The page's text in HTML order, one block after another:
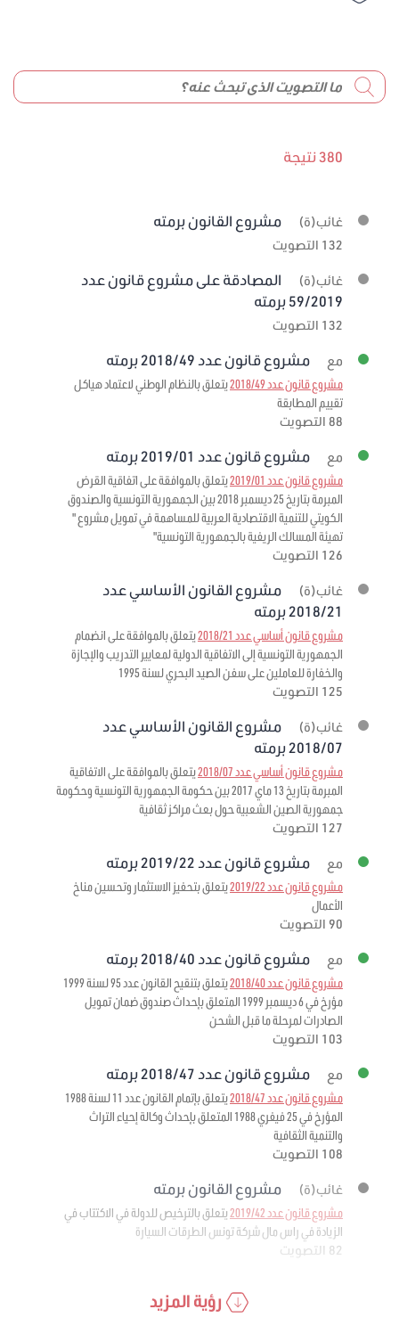
380 نتيجة
غائب(ة) مشروع القانون برمته
132 التصويت
غائب(ة)
المصادقة على مشروع قانون عدد
59/2019 برمته
132 التصويت
مع مشروع قانون عدد 2018/49 برمته
مشروع قانون عدد 2018/49
يتعلق بالنظام الوطني لاعتماد هياكل
تقييم المطابقة
88 التصويت
مع مشروع قانون عدد 2019/01 برمته
مشروع قانون عدد 2019/01
يتعلق بالموافقة على اتفاقية القرض
المبرمة بتاريخ 25 ديسمبر 2018 بين الجمهورية التونسية والصندوق
الكويتي للتنمية الاقتصادية العربية للمساهمة في تمويل مشروع "
تهيئة المسالك الريفية بالجمهورية التونسية"
126 التصويت
غائب(ة)
مشروع القانون الأساسي عدد
2018/21 برمته
مشروع قانون أساسي عدد 2018/21
يتعلق بالموافقة على انضمام
الجمهورية التونسية إلى الاتفاقية الدولية لمعايير التدريب والإجازة
والخفارة للعاملين على سفن الصيد البحري لسنة 1995
125 التصويت
غائب(ة)
مشروع القانون الأساسي عدد
2018/07 برمته
مشروع قانون أساسي عدد 2018/07
يتعلق بالموافقة على الاتفاقية
المبرمة بتاريخ 13 ماي 2017 بين حكومة الجمهورية التونسية وحكومة
جمهورية الصين الشعبية حول بعث مراكز ثقافية
127 التصويت
مع مشروع قانون عدد 2019/22 برمته
مشروع قانون عدد 2019/22
يتعلق بتحفيز الاستثمار وتحسين مناخ
الأعمال
90 التصويت
مع مشروع قانون عدد 2018/40 برمته
مشروع قانون عدد 2018/40
يتعلق بتنقيح القانون عدد 95 لسنة 1999
مؤرخ في 6 ديسمبر 1999 المتعلق بإحداث صندوق ضمان تمويل
الصادرات لمرحلة ما قبل الشحن
103 التصويت
مع مشروع قانون عدد 2018/47 برمته
مشروع قانون عدد 2018/47
يتعلق بإتمام القانون عدد 11 لسنة 1988
المؤرخ في 25 فيفري 1988 المتعلق بإحداث وكالة إحياء التراث
والتنمية الثقافية
108 التصويت
غائب(ة) مشروع القانون برمته
مشروع قانون عدد 2019/42
يتعلق بالترخيص للدولة في الاكتتاب في
الزيادة في راس مال شركة تونس الطرقات السيارة
82 التصويت
رؤية المزيد